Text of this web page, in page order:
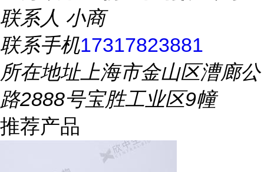
联系人 小商
联系手机17317823881
所在地址上海市金山区漕廊公
路2888号宝胜工业区9幢
推荐产品